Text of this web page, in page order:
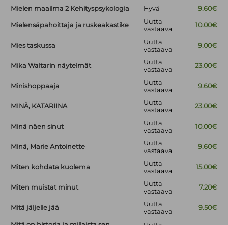
Mielen maailma 2 Kehityspsykologia Hyvä 9.60€
Mielensäpahoittaja ja ruskeakastike
Uutta
vastaava
10.00€
Mies taskussa
Uutta
vastaava
9.00€
Mika Waltarin näytelmät
Uutta
vastaava
23.00€
Minishoppaaja
Uutta
vastaava
9.60€
MINÄ, KATARIINA
Uutta
vastaava
23.00€
Minä näen sinut
Uutta
vastaava
10.00€
Minä, Marie Antoinette
Uutta
vastaava
9.60€
Miten kohdata kuolema
Uutta
vastaava
15.00€
Miten muistat minut
Uutta
vastaava
7.20€
Mitä jäljelle jää
Uutta
vastaava
9.50€